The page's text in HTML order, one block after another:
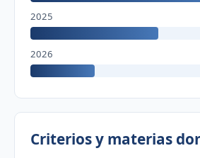
2025
2026
Criterios y materias